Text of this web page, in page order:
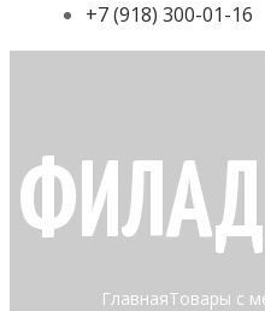
+7 (918) 300-01-16
ГлавнаяТовары с